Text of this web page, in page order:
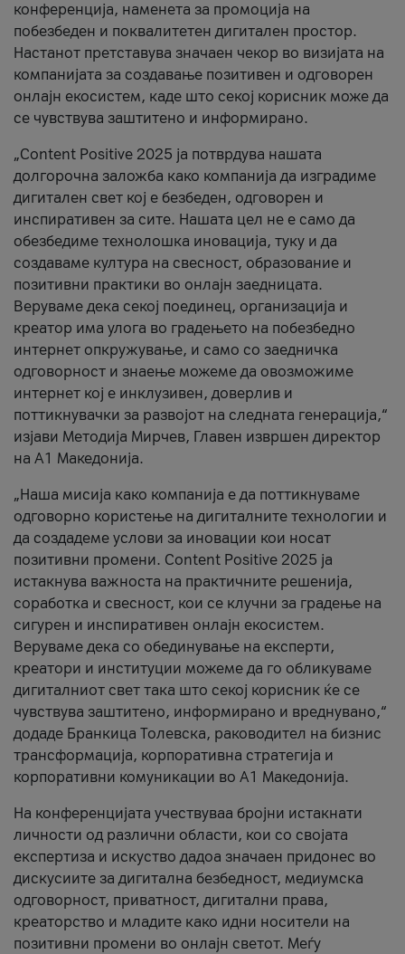
конференција, наменета за промоција на
побезбеден и поквалитетен дигитален простор.
Настанот претставува значаен чекор во визијата на
компанијата за создавање позитивен и одговорен
онлајн екосистем, каде што секој корисник може да
се чувствува заштитено и информирано.
„Content Positive 2025 ја потврдува нашата
долгорочна заложба како компанија да изградиме
дигитален свет кој е безбеден, одговорен и
инспиративен за сите. Нашата цел не е само да
обезбедиме технолошка иновација, туку и да
создаваме култура на свесност, образование и
позитивни практики во онлајн заедницата.
Веруваме дека секој поединец, организација и
креатор има улога во градењето на побезбедно
интернет опкружување, и само со заедничка
одговорност и знаење можеме да овозможиме
интернет кој е инклузивен, доверлив и
поттикнувачки за развојот на следната генерација,“
изјави Методија Мирчев, Главен извршен директор
на А1 Македонија.
„Наша мисија како компанија е да поттикнуваме
одговорно користење на дигиталните технологии и
да создадеме услови за иновации кои носат
позитивни промени. Content Positive 2025 ја
истакнува важноста на практичните решенија,
соработка и свесност, кои се клучни за градење на
сигурен и инспиративен онлајн екосистем.
Веруваме дека со обединување на експерти,
креатори и институции можеме да го обликуваме
дигиталниот свет така што секој корисник ќе се
чувствува заштитено, информирано и вреднувано,“
додаде Бранкица Толевска, раководител на бизнис
трансформација, корпоративна стратегија и
корпоративни комуникации во А1 Македонија.
На конференцијата учествуваа бројни истакнати
личности од различни области, кои со својата
експертиза и искуство дадоа значаен придонес во
дискусиите за дигитална безбедност, медиумска
одговорност, приватност, дигитални права,
креаторство и младите како идни носители на
позитивни промени во онлајн светот. Меѓу